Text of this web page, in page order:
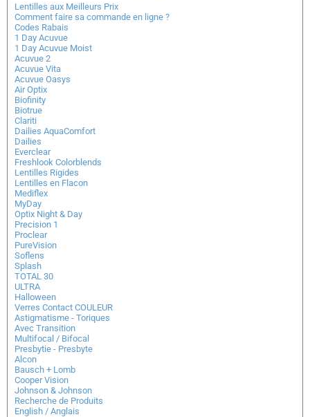
Lentilles aux Meilleurs Prix
Comment faire sa commande en ligne ?
Codes Rabais
1 Day Acuvue
1 Day Acuvue Moist
Acuvue 2
Acuvue Vita
Acuvue Oasys
Air Optix
Biofinity
Biotrue
Clariti
Dailies AquaComfort
Dailies
Everclear
Freshlook Colorblends
Lentilles Rigides
Lentilles en Flacon
Mediflex
MyDay
Optix Night & Day
Precision 1
Proclear
PureVision
Soflens
Splash
TOTAL 30
ULTRA
Halloween
Verres Contact COULEUR
Astigmatisme - Toriques
Avec Transition
Multifocal / Bifocal
Presbytie - Presbyte
Alcon
Bausch + Lomb
Cooper Vision
Johnson & Johnson
Recherche de Produits
English / Anglais